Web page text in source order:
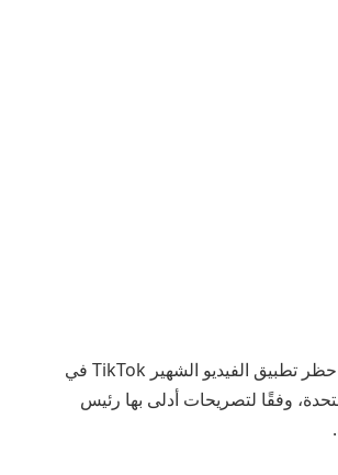
من الممكن أن يتم حظر تطبيق الفيديو الشهير TikTok في
وفقًا لتصريحات أدلى بها رئيس